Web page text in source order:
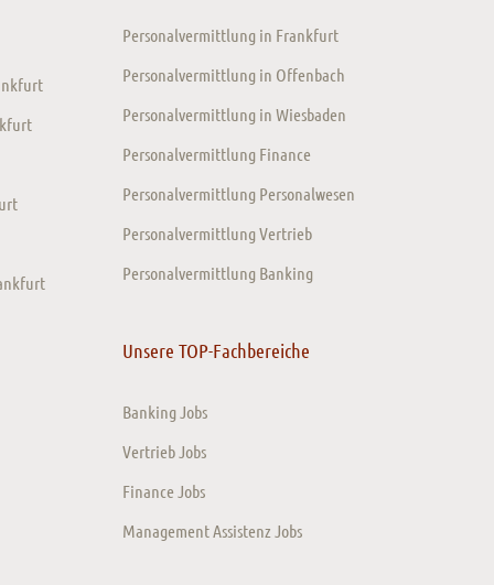
Personalvermittlung in Frankfurt
Personalvermittlung in Offenbach
Personalvermittlung in Wiesbaden
Personalvermittlung Finance
Personalvermittlung Personalwesen
Personalvermittlung Vertrieb
Personalvermittlung Banking
Unsere TOP-Fachbereiche
Banking Jobs
Vertrieb Jobs
Finance Jobs
Management Assistenz Jobs